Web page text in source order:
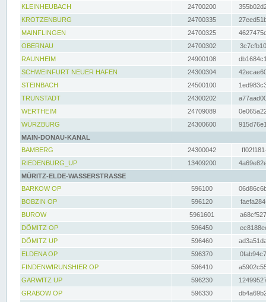
KLEINHEUBACH 24700200
KROTZENBURG
24700335
MAINFLINGEN
24700325
OBERNAU
24700302
RAUNHEIM
24900108
SCHWEINFURT NEUER HAFEN
24300304
STEINBACH
24500100
TRUNSTADT
24300202
WERTHEIM
24709089
WÜRZBURG
24300600
MAIN-DONAU-KANAL
BAMBERG
24300042
RIEDENBURG_UP
13409200
MÜRITZ-ELDE-WASSERSTRASSE
BARKOW OP
596100
BOBZIN OP
596120
BUROW
5961601
DÖMITZ OP
596450
DÖMITZ UP
596460
ELDENA OP
596370
FINDENWIRUNSHIER OP
596410
GARWITZ UP
596230
GRABOW OP
596330